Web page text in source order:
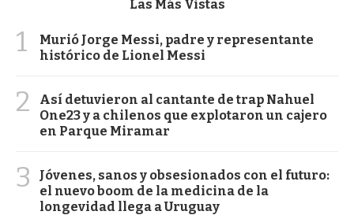
Las Más Vistas
1
Murió Jorge Messi, padre y representante
histórico de Lionel Messi
2
Así detuvieron al cantante de trap Nahuel
One23 y a chilenos que explotaron un cajero
en Parque Miramar
3
Jóvenes, sanos y obsesionados con el futuro:
el nuevo boom de la medicina de la
longevidad llega a Uruguay